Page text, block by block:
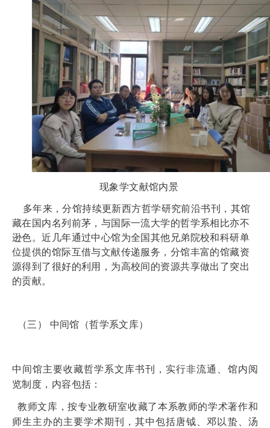
现象学文献馆内景
多年来，分馆持续更新西方哲学研究前沿书刊，其馆
藏在国内名列前茅，与国际一流大学的哲学系相比亦不
逊色。近几年通过中心馆为全国其他兄弟院校和科研单
位提供的馆际互借与文献传递服务，分馆丰富的馆藏资
源得到了很好的利用，为高校间的资源共享做出了突出
的贡献。
（三） 中间馆（哲学系文库）
中间馆主要收藏哲学系文库书刊，实行非流通、馆内阅
览制度，内容包括：
教师文库，按专业教研室收藏了本系教师的学术著作和
师生主办的主要学术期刊，其中包括唐钺、邓以蛰、汤